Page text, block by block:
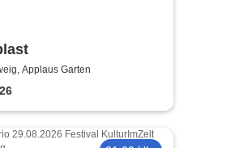
Applaus Garten